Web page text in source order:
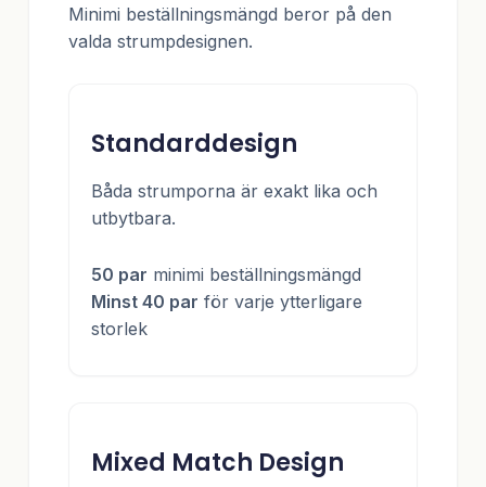
Minimi beställningsmängd beror på den
valda strumpdesignen.
Standarddesign
Båda strumporna är exakt lika och
utbytbara.
50 par minimi beställningsmängd
Minst 40 par för varje ytterligare
storlek
Mixed Match Design